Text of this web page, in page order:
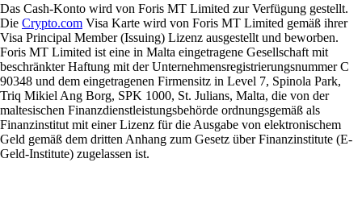
Das Cash-Konto wird von Foris MT Limited zur Verfügung gestellt.
Die Crypto.com Visa Karte wird von Foris MT Limited gemäß ihrer
Visa Principal Member (Issuing) Lizenz ausgestellt und beworben.
Foris MT Limited ist eine in Malta eingetragene Gesellschaft mit
beschränkter Haftung mit der Unternehmensregistrierungsnummer C
90348 und dem eingetragenen Firmensitz in Level 7, Spinola Park,
Triq Mikiel Ang Borg, SPK 1000, St. Julians, Malta, die von der
maltesischen Finanzdienstleistungsbehörde ordnungsgemäß als
Finanzinstitut mit einer Lizenz für die Ausgabe von elektronischem
Geld gemäß dem dritten Anhang zum Gesetz über Finanzinstitute (E-
Geld-Institute) zugelassen ist.